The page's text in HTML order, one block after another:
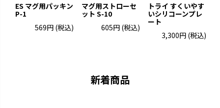
ES マグ用パッキン
P-1
569円 (税込)
マグ用ストローセ
ット S-10
605円 (税込)
トライ すくいやす
いシリコーンプレ
ート
3,300円 (税込)
新着商品